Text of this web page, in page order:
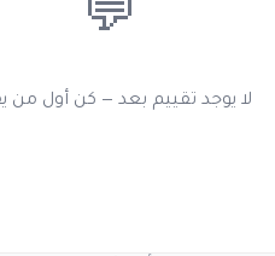
💬
لا يوجد تقييم بعد — كن أول من